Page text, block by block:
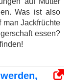
Was ist also
man Jackfrüchte
essen?